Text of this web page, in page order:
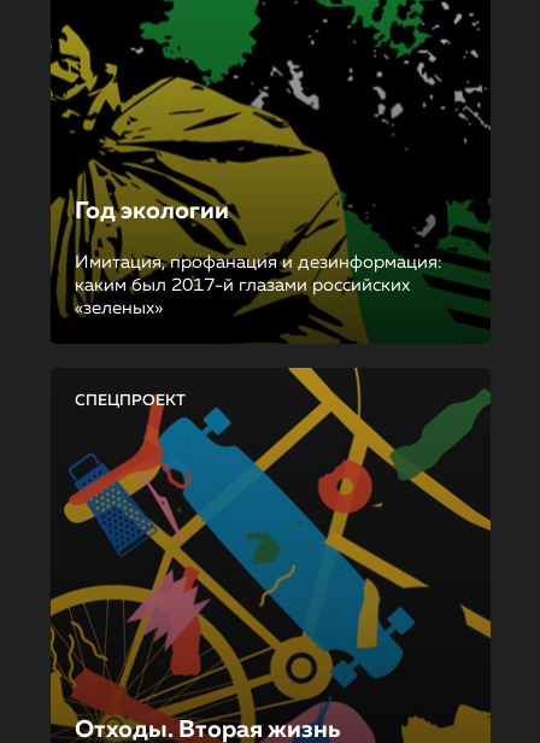
Год экологии
Имитация, профанация и дезинформация:
каким был 2017-й глазами российских
«зеленых»
СПЕЦПРОЕКТ
Отходы. Вторая жизнь